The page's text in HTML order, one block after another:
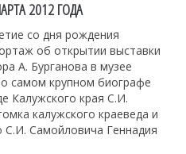
2012 ГОДА
со дня рождения
об открытии выставки
А. Бурганова в музее
самом крупном биографе
Калужского края С.И.
калужского краеведа и
С.И. Самойловича Геннадия